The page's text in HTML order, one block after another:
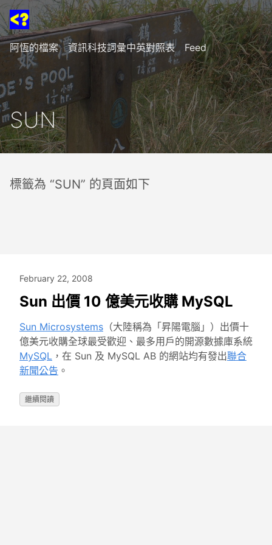
阿恆的檔案 資訊科技詞彙中英對照表 Feed
SUN
標籤為 “SUN” 的頁面如下
February 22, 2008
Sun 出價 10 億美元收購 MySQL
Sun Microsystems （大陸稱為「昇陽電腦」）出價十
億美元收購全球最受歡迎、最多用戶的開源數據庫系統
MySQL ，在 Sun 及 MySQL AB 的網站均有發出聯合
新聞公告 。
繼續閱讀